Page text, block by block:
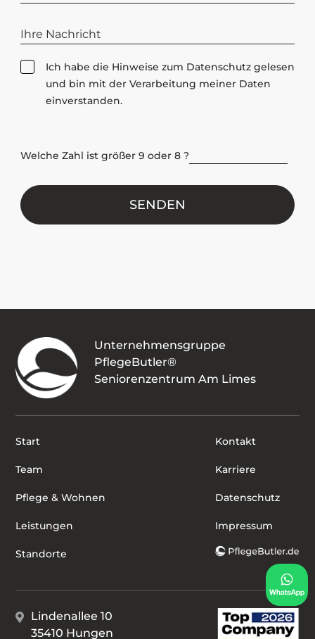
D
s
h
Ich habe die Hinweise zum Datenschutzgelesen
und bin mit der Verarbeitung meiner Daten
einverstanden.
Welche Zahl ist größer 9 oder 8 ?
Unternehmensgruppe
PflegeButler®
Seniorenzentrum Am Limes
Start
Team
Pflege & Wohnen
Leistungen
Standorte
Kontakt
Karriere
Datenschutz
Impressum
Lindenallee 10
35410 Hungen